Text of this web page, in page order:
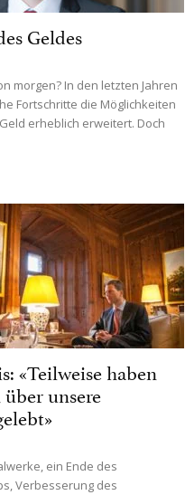
Geldes
morgen? In den letzten Jahren
Fortschritte die Möglichkeiten
erheblich erweitert. Doch
«Teilweise haben
unsere
ein Ende des
Verbesserung des